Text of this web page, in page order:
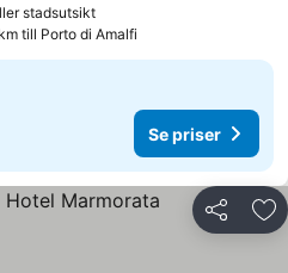
stadsutsikt
till Porto di Amalfi
Se priser
Dela